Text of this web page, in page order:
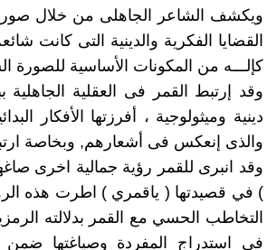
ويكشف الشاعر الجاهلى من خلال
القضايا الفكرية والدينية التى كانت
كإلـــه من المكونات الأساسية للصورة
وقد إرتبط القمر فى العقلية
دينية وميثولوجية ، أفرزتها الأفكار
والذى إنعكس فى أشعارهم, وبخاصة
وقد انبرى للقمر رؤية جمالية اخرى
) في قصيدتها ( ياقمري ) اطرت هذه
التخاطب الحسي مع القمر بدلالته
في استدراج المفردة وصياغتها ضمن